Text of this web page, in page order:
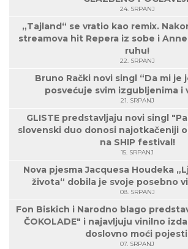
24. SRPANJ
„Tajland“ se vratio kao remix.
streamova hit Repera iz sobe i
ruhu!
22. SRPANJ
Bruno Rački novi singl “Da mi je
posvećuje svim izgubljenima i
21. SRPANJ
GLISTE predstavljaju novi singl
slovenski duo donosi najotkačeniji
na SHIP festival!
15. SRPANJ
Nova pjesma Jacquesa Houdeka
života“ dobila je svoje posebno
08. SRPANJ
Fon Biskich i Narodno blago
ČOKOLADE" i najavljuju vinilno
doslovno moći
07. SRPANJ